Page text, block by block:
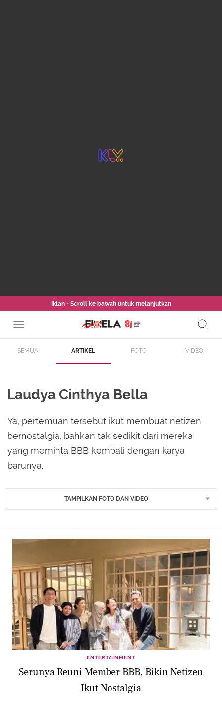
Iklan - Scroll ke bawah untuk melanjutkan
SEMUA ARTIKEL FOTO VIDEO
Laudya Cinthya Bella
Ya, pertemuan tersebut ikut membuat netizen
bernostalgia, bahkan tak sedikit dari mereka
yang meminta BBB kembali dengan karya
barunya.
TAMPILKAN FOTO DAN VIDEO
ENTERTAINMENT
Serunya Reuni Member BBB, Bikin Netizen
Ikut Nostalgia